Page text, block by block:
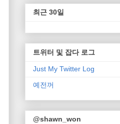
최근 30일
트위터 및 잡다 로그
Just My Twitter Log
예전꺼
@shawn_won